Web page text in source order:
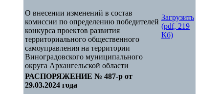
О внесении изменений в состав
комиссии по определению победителей
конкурса проектов развития
территориального общественного
самоуправления на территории
Виноградовского муниципального
округа Архангельской области
Загрузить
(pdf, 219
Кб)
РАСПОРЯЖЕНИЕ № 487-р от
29.03.2024 года